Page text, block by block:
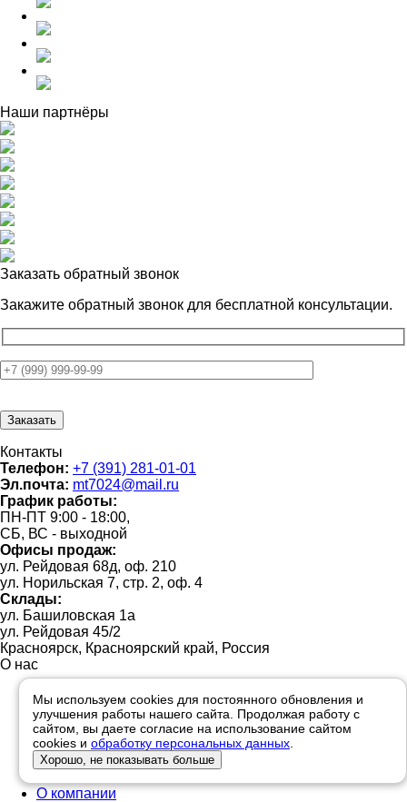
Наши партнёры
Заказать обратный звонок
Закажите обратный звонок для бесплатной консультации.
Контакты
Телефон: +7 (391) 281-01-01
Эл.почта: mt7024@mail.ru
График работы:
ПН-ПТ 9:00 - 18:00,
СБ, ВС - выходной
Офисы продаж:
ул. Рейдовая 68д, оф. 210
ул. Норильская 7, стр. 2, оф. 4
Склады:
ул. Башиловская 1а
ул. Рейдовая 45/2
Красноярск, Красноярский край, Россия
О нас
Реквизиты
Корпоративным клиентам
Вакансии компании
Сотрудники
Сертификаты и лицензии
О компании
Мы используем cookies для постоянного обновления и
улучшения работы нашего сайта. Продолжая работу с
сайтом, вы даете согласие на использование сайтом
cookies и обработку персональных данных
Хорошо, не показывать больше